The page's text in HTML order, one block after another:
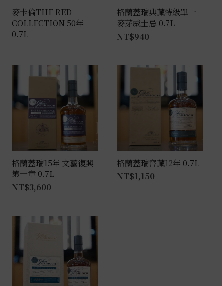
麥卡倫THE RED
COLLECTION 50年
0.7L
格蘭蓋瑞典藏特級單一
麥芽威士忌 0.7L
NT$940
格蘭蓋瑞15年 文藝復興
第一章 0.7L
NT$3,600
格蘭蓋瑞窖藏12年 0.7L
NT$1,150